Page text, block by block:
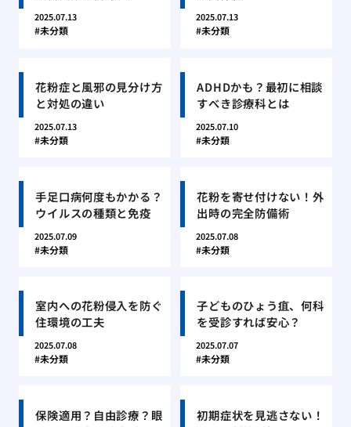
2025.07.13
未分類
2025.07.13
未分類
花粉症と風邪の見分け方
と対処の違い
2025.07.13
未分類
ADHDかも？最初に相談
すべき診療科とは
2025.07.10
未分類
手足口病何度もかかる？
ウイルスの種類と免疫
2025.07.09
未分類
花粉を寄せ付けない！外
出時の完全防備術
2025.07.08
未分類
室内への花粉侵入を防ぐ
住環境の工夫
2025.07.08
未分類
子どものひょう疽、何科
を受診すれば安心？
2025.07.07
未分類
保険適用？自由診療？眼
初期症状を見逃さない！